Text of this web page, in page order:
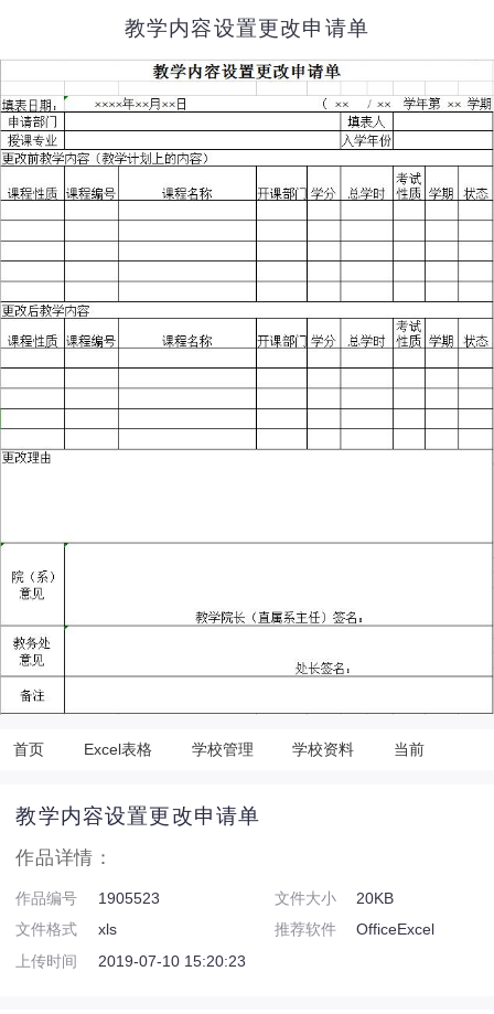
教学内容设置更改申请单
首页 Excel表格 学校管理 学校资料 当前
教学内容设置更改申请单
作品详情：
作品编号 1905523 文件大小
20KB
文件格式
xls 推荐软件
OfficeExcel
上传时间
2019-07-10 15:20:23